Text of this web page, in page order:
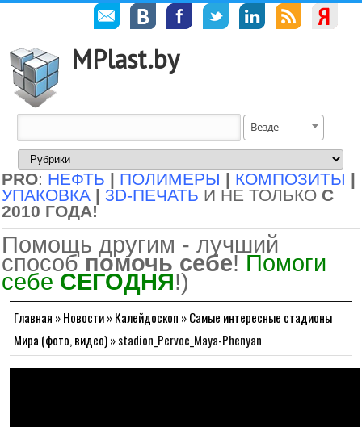
MPlast.by
Везде
PRO: НЕФТЬ | ПОЛИМЕРЫ | КОМПОЗИТЫ |
УПАКОВКА | 3D-ПЕЧАТЬ И НЕ ТОЛЬКО С
2010 ГОДА!
Помощь другим - лучший
способ помочь себе! Помоги
себе СЕГОДНЯ!)
Главная »Новости»Калейдоскоп »Самые интересные стадионы
Мира (фото, видео)»stadion_Pervoe_Maya-Phenyan